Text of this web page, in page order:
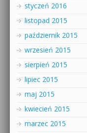
styczeń 2016
listopad 2015
październik 2015
wrzesień 2015
sierpień 2015
lipiec 2015
maj 2015
kwiecień 2015
marzec 2015